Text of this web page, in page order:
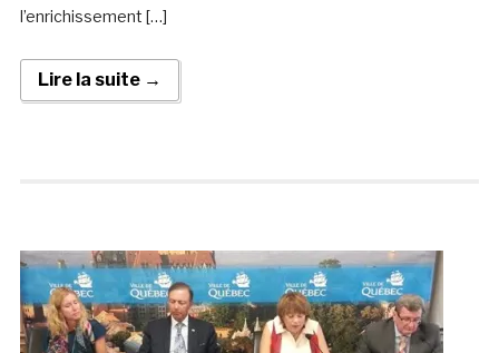
l’enrichissement […]
Lire la suite →